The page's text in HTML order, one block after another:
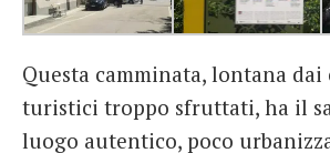
Questa camminata, lontana
turistici troppo sfruttati, ha il
luogo autentico, poco